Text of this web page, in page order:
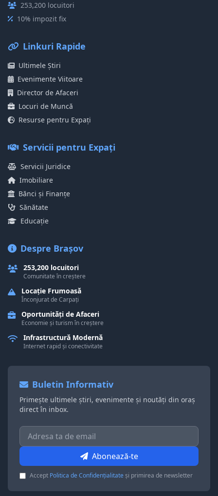
253,200 locuitori
10% impozit fix
Linkuri Rapide
Ultimele Știri
Evenimente Viitoare
Director de Afaceri
Locuri de Muncă
Resurse pentru Expați
Servicii pentru Expați
Servicii Juridice
Imobiliare
Bănci și Finanțe
Sănătate
Educație
Despre Brașov
253,200 locuitori
Comunitate în creștere
Locație Frumoasă
Înconjurat de Carpați
Oportunități de Afaceri
Economie și turism în creștere
Infrastructură Modernă
Internet rapid și conectivitate
Buletin Informativ
Primește ultimele știri, evenimente și noutăți din oraș
direct în inbox.
Abonează-te
Accept Politica de Confidențialitateși primirea de newsletter